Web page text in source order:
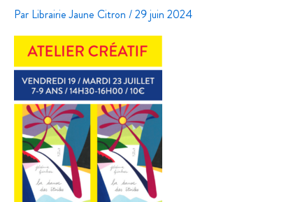
Par Librairie Jaune Citron /29 juin 2024